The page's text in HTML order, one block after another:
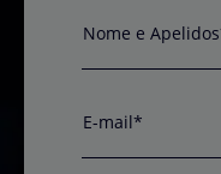
Nome e
E-mail*